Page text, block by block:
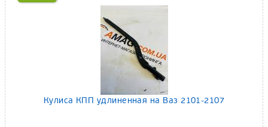
Кулиса КПП удлиненная на Ваз 2101-2107